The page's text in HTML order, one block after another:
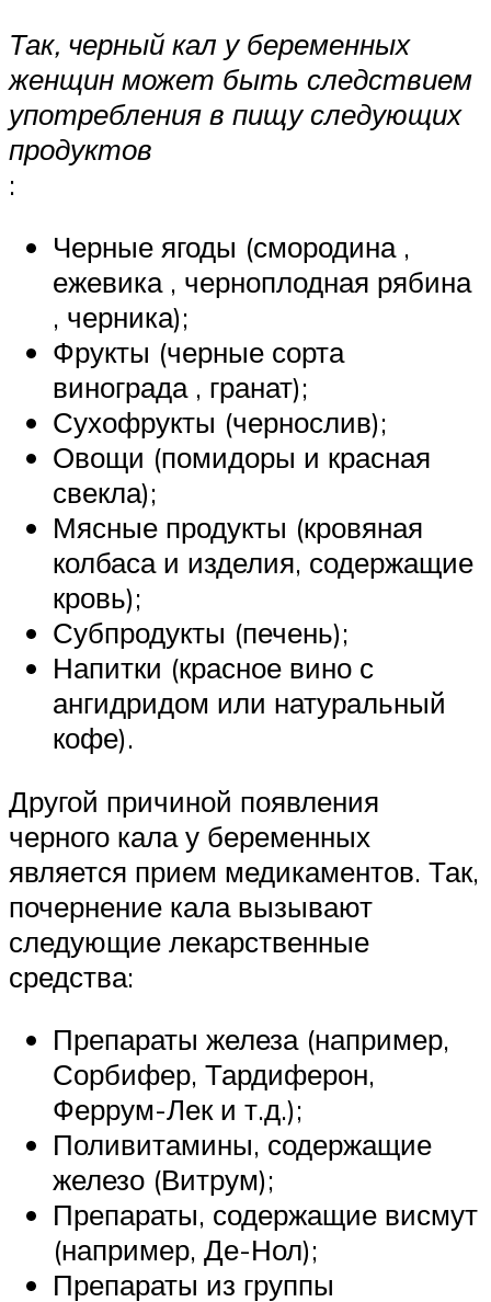
Так, черный кал у беременных
женщин может быть следствием
употребления в пищу следующих
продуктов
:
Черные ягоды (смородина ,
ежевика , черноплодная рябина
, черника);
Фрукты (черные сорта
винограда , гранат);
Сухофрукты (чернослив);
Овощи (помидоры и красная
свекла);
Мясные продукты (кровяная
колбаса и изделия, содержащие
кровь);
Субпродукты (печень);
Напитки (красное вино с
ангидридом или натуральный
кофе).
Другой причиной появления
черного кала у беременных
является прием медикаментов. Так,
почернение кала вызывают
следующие лекарственные
средства:
Препараты железа (например,
Сорбифер, Тардиферон,
Феррум-Лек и т.д.);
Поливитамины, содержащие
железо (Витрум);
Препараты, содержащие висмут
(например, Де-Нол);
Препараты из группы